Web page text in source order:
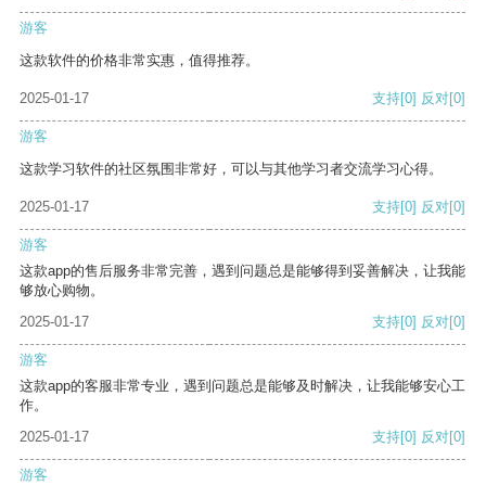
游客
这款软件的价格非常实惠，值得推荐。
2025-01-17 支持[0] 反对[0]
游客
这款学习软件的社区氛围非常好，可以与其他学习者交流学习心得。
2025-01-17 支持[0] 反对[0]
游客
这款app的售后服务非常完善，遇到问题总是能够得到妥善解决，让我能
够放心购物。
2025-01-17
支持[0] 反对[0]
游客
这款app的客服非常专业，遇到问题总是能够及时解决，让我能够安心工
作。
2025-01-17
支持[0] 反对[0]
游客